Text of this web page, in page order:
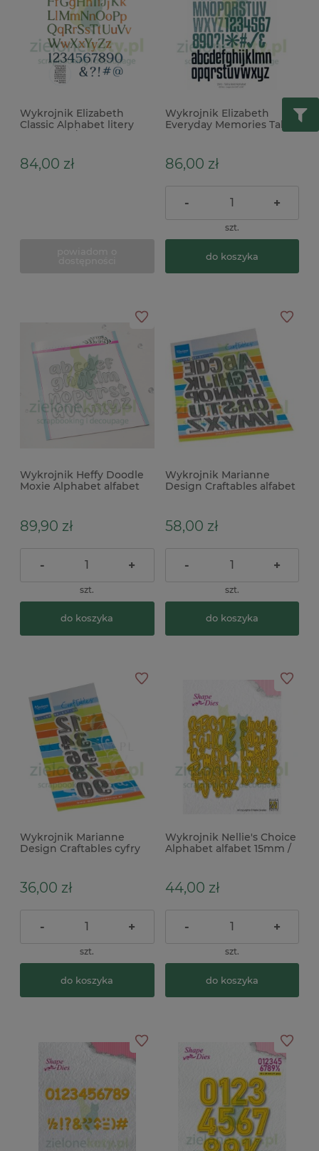
Wykrojnik Elizabeth
Classic Alphabet litery
84,00 zł
Wykrojnik Elizabeth
Everyday Memories Tall
86,00 zł
- +
szt.
do koszyka
Wykrojnik Heffy Doodle
Moxie Alphabet alfabet
89,90 zł
- +
szt.
do koszyka
Wykrojnik Marianne
Design Craftables alfabet
58,00 zł
- +
szt.
do koszyka
Wykrojnik Marianne
Design Craftables cyfry
36,00 zł
- +
szt.
do koszyka
Wykrojnik Nellie's Choice
Alphabet alfabet 15mm /
44,00 zł
- +
szt.
do koszyka